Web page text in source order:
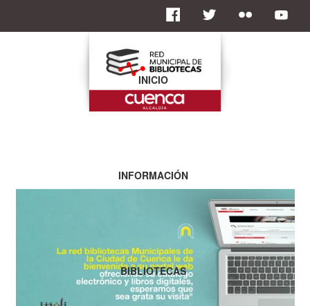
INICIO
INFORMACIÓN
BIBLIOTECAS